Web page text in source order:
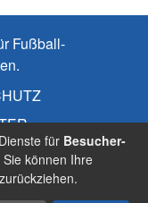
Fußball-
für Besucher-
können Ihre